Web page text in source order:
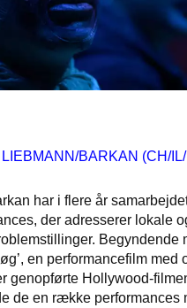
LIEBMANN/BARKAN (CH/
har i flere år
der adresserer lokale
Begyndende
en performancefilm med
genopførte Hollywood-
de en række performances